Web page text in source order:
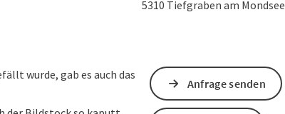
5310 Tiefgraben am Mondsee
wurde, gab es auch das
Anfrage senden